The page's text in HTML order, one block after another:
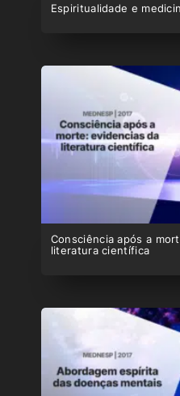
Espiritualidade e
Consciência após a
literatura científica